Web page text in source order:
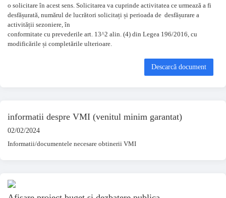
o solicitare în acest sens. Solicitarea va cuprinde activitatea ce urmează a fi
desfășurată, numărul de lucrători solicitați și perioada de desfășurare a
activității sezoniere, în
conformitate cu prevederile art. 13^2 alin. (4) din Legea 196/2016, cu
modificările și completările ulterioare.
Descarcă document
informatii despre VMI (venitul minim garantat)
02/02/2024
Informatii/documentele necesare obtinerii VMI